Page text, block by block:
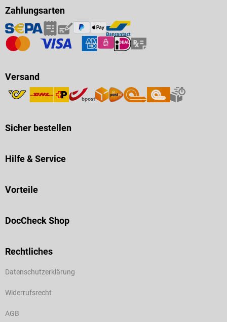
Zahlungsarten
Versand
Sicher bestellen
Hilfe & Service
Vorteile
DocCheck Shop
Rechtliches
Datenschutzerklärung
Widerrufsrecht
AGB